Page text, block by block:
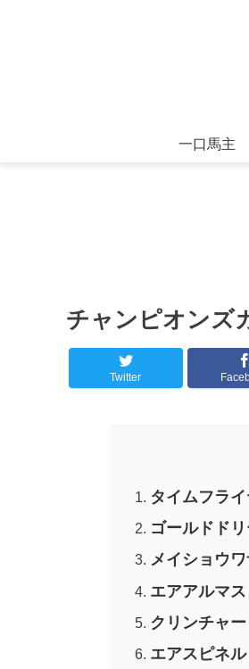
一口馬主
チャンピオンズ
Twitter
タイムフラ
ゴールドド
メイショウ
エアアルマス
クリンチャー
エアスピネル